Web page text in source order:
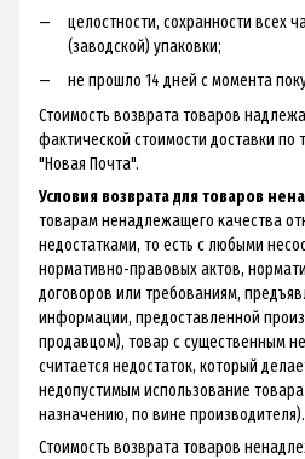
целостности, сохранности всех
(заводской) упаковки;
не прошло 14 дней с момента
Стоимость возврата товаров
фактической стоимости доставки
"Новая Почта".
Условия возврата для товаров
товарам ненадлежащего качества
недостатками, то есть с любыми
нормативно-правовых актов,
договоров или требованиям,
информации, предоставленной
продавцом), товар с существенным
считается недостаток, который
недопустимым использование
назначению, по вине производителя).
Стоимость возврата товаров